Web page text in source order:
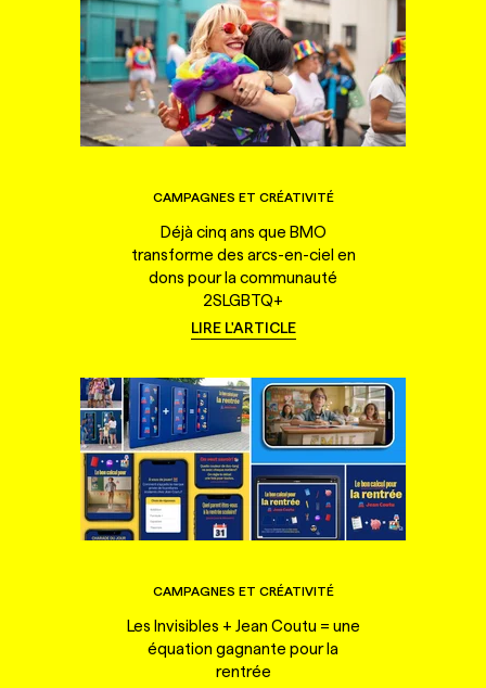
CAMPAGNES ET CRÉATIVITÉ
Déjà cinq ans que BMO
transforme des arcs-en-ciel en
dons pour la communauté
2SLGBTQ+
LIRE L'ARTICLE
CAMPAGNES ET CRÉATIVITÉ
Les Invisibles + Jean Coutu = une
équation gagnante pour la
rentrée